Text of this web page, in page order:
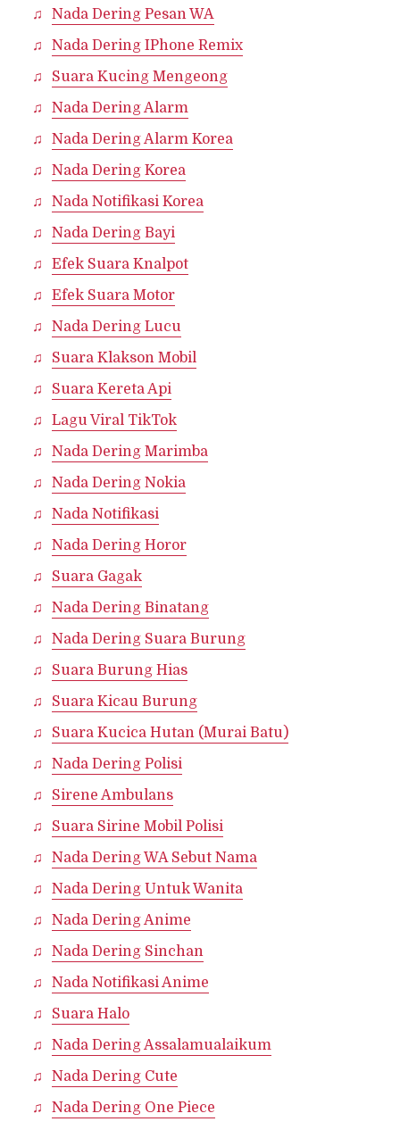
Nada Dering Pesan WA
Nada Dering IPhone Remix
Suara Kucing Mengeong
Nada Dering Alarm
Nada Dering Alarm Korea
Nada Dering Korea
Nada Notifikasi Korea
Nada Dering Bayi
Efek Suara Knalpot
Efek Suara Motor
Nada Dering Lucu
Suara Klakson Mobil
Suara Kereta Api
Lagu Viral TikTok
Nada Dering Marimba
Nada Dering Nokia
Nada Notifikasi
Nada Dering Horor
Suara Gagak
Nada Dering Binatang
Nada Dering Suara Burung
Suara Burung Hias
Suara Kicau Burung
Suara Kucica Hutan (Murai Batu)
Nada Dering Polisi
Sirene Ambulans
Suara Sirine Mobil Polisi
Nada Dering WA Sebut Nama
Nada Dering Untuk Wanita
Nada Dering Anime
Nada Dering Sinchan
Nada Notifikasi Anime
Suara Halo
Nada Dering Assalamualaikum
Nada Dering Cute
Nada Dering One Piece